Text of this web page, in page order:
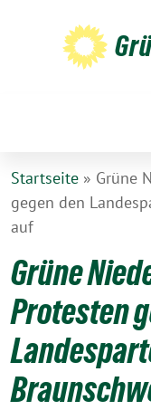
Startseite » Grüne
gegen den
auf
Grüne
Protesten